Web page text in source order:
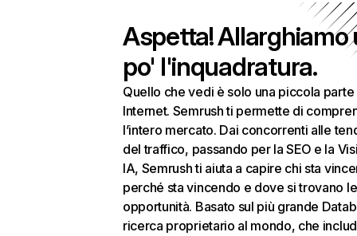
Aspetta! Allarghiamo
po' l'inquadratura.
Quello che vedi è solo una piccola parte
Internet. Semrush ti permette di
l’intero mercato. Dai concorrenti alle
del traffico, passando per la SEO e la
IA, Semrush ti aiuta a capire chi sta
perché sta vincendo e dove si trovano
opportunità. Basato sul più grande
ricerca proprietario al mondo, che